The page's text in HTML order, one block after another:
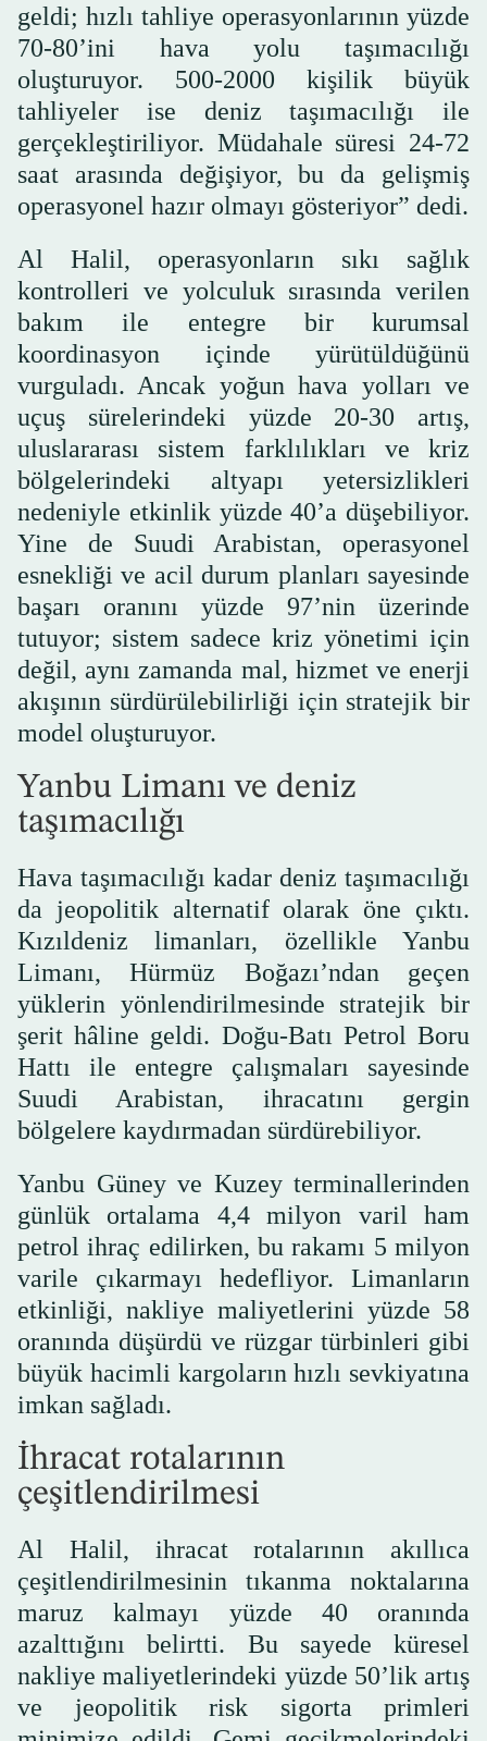
geldi; hızlı tahliye operasyonlarının yüzde
70-80’ini hava yolu taşımacılığı
oluşturuyor. 500-2000 kişilik büyük
tahliyeler ise deniz taşımacılığı ile
gerçekleştiriliyor. Müdahale süresi 24-72
saat arasında değişiyor, bu da gelişmiş
operasyonel hazır olmayı gösteriyor” dedi.
Al Halil, operasyonların sıkı sağlık
kontrolleri ve yolculuk sırasında verilen
bakım ile entegre bir kurumsal
koordinasyon içinde yürütüldüğünü
vurguladı. Ancak yoğun hava yolları ve
uçuş sürelerindeki yüzde 20-30 artış,
uluslararası sistem farklılıkları ve kriz
bölgelerindeki altyapı yetersizlikleri
nedeniyle etkinlik yüzde 40’a düşebiliyor.
Yine de Suudi Arabistan, operasyonel
esnekliği ve acil durum planları sayesinde
başarı oranını yüzde 97’nin üzerinde
tutuyor; sistem sadece kriz yönetimi için
değil, aynı zamanda mal, hizmet ve enerji
akışının sürdürülebilirliği için stratejik bir
model oluşturuyor.
Yanbu Limanı ve deniz
taşımacılığı
Hava taşımacılığı kadar deniz taşımacılığı
da jeopolitik alternatif olarak öne çıktı.
Kızıldeniz limanları, özellikle Yanbu
Limanı, Hürmüz Boğazı’ndan geçen
yüklerin yönlendirilmesinde stratejik bir
şerit hâline geldi. Doğu-Batı Petrol Boru
Hattı ile entegre çalışmaları sayesinde
Suudi Arabistan, ihracatını gergin
bölgelere kaydırmadan sürdürebiliyor.
Yanbu Güney ve Kuzey terminallerinden
günlük ortalama 4,4 milyon varil ham
petrol ihraç edilirken, bu rakamı 5 milyon
varile çıkarmayı hedefliyor. Limanların
etkinliği, nakliye maliyetlerini yüzde 58
oranında düşürdü ve rüzgar türbinleri gibi
büyük hacimli kargoların hızlı sevkiyatına
imkan sağladı.
İhracat rotalarının
çeşitlendirilmesi
Al Halil, ihracat rotalarının akıllıca
çeşitlendirilmesinin tıkanma noktalarına
maruz kalmayı yüzde 40 oranında
azalttığını belirtti. Bu sayede küresel
nakliye maliyetlerindeki yüzde 50’lik artış
ve jeopolitik risk sigorta primleri